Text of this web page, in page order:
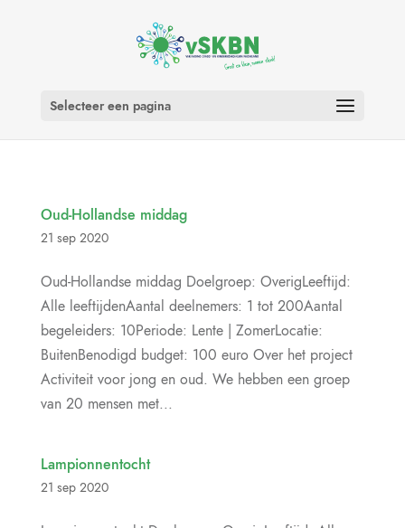
Selecteer een pagina
Oud-Hollandse middag
21 sep 2020
Oud-Hollandse middag Doelgroep: OverigLeeftijd:
Alle leeftijdenAantal deelnemers: 1 tot 200Aantal
begeleiders: 10Periode: Lente | ZomerLocatie:
BuitenBenodigd budget: 100 euro Over het project
Activiteit voor jong en oud. We hebben een groep
van 20 mensen met...
Lampionnentocht
21 sep 2020